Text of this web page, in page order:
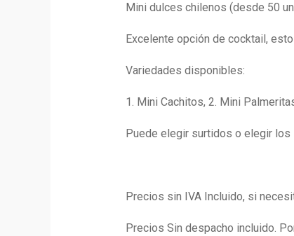
Mini dulces chilenos (desde 50
Excelente opción de cocktail,
Variedades disponibles:
1. Mini Cachitos, 2. Mini
Puede elegir surtidos o elegir los
Precios sin IVA Incluido, si
Precios Sin despacho incluido.